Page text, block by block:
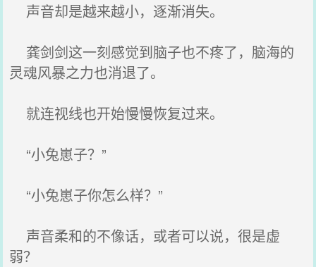
声音却是越来越小，逐渐消失。
龚剑剑这一刻感觉到脑子也不疼了，脑海的
灵魂风暴之力也消退了。
就连视线也开始慢慢恢复过来。
“小兔崽子？”
“小兔崽子你怎么样？”
声音柔和的不像话，或者可以说，很是虚
弱？